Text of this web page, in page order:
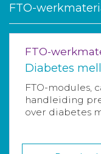
FTO-
FTO-
Diabetes
FTO-modules,
handleiding
over diabetes